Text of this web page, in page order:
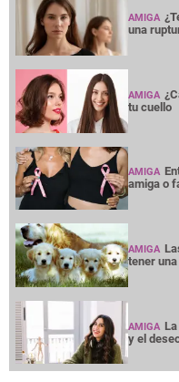
AMIGA
una
AMIGA
tu cuello
AMIGA
amiga o
AMIGA
tener
AMIGA
y el